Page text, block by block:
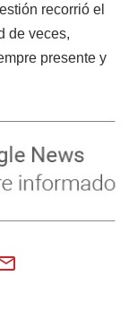
recorrió el
de veces,
presente y